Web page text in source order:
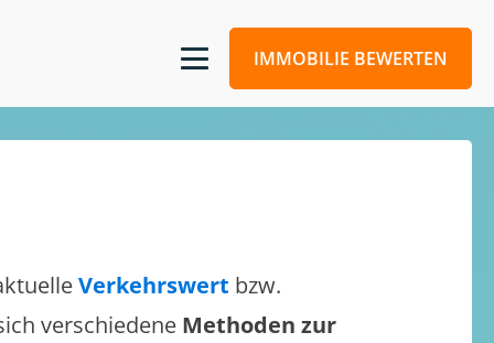
IMMOBILIE BEWERTEN
Verkehrswert bzw.
verschiedene Methoden zur